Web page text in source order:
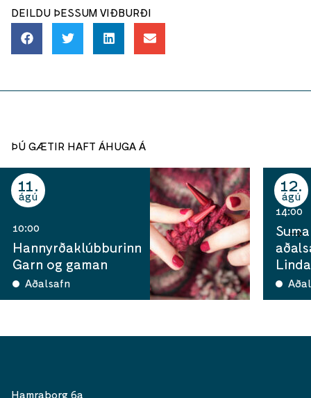
DEILDU ÞESSUM VIÐBURÐI
ÞÚ GÆTIR HAFT ÁHUGA Á
11
ágú
10:00
Hannyrðaklúbburinn
Garn og gaman
Aðalsafn
12
ágú
14:00
Hamraborg 6a